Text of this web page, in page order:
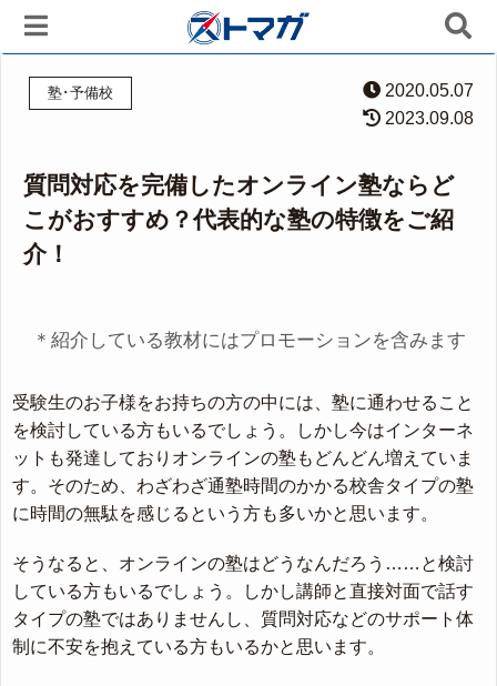
塾･予備校
2020.05.07
2023.09.08
質問対応を完備したオンライン塾ならど
こがおすすめ？代表的な塾の特徴をご紹
介！
＊紹介している教材にはプロモーションを含みます
受験生のお子様をお持ちの方の中には、塾に通わせること
を検討している方もいるでしょう。しかし今はインターネ
ットも発達しておりオンラインの塾もどんどん増えていま
す。そのため、わざわざ通塾時間のかかる校舎タイプの塾
に時間の無駄を感じるという方も多いかと思います。
そうなると、オンラインの塾はどうなんだろう……と検討
している方もいるでしょう。しかし講師と直接対面で話す
タイプの塾ではありませんし、質問対応などのサポート体
制に不安を抱えている方もいるかと思います。